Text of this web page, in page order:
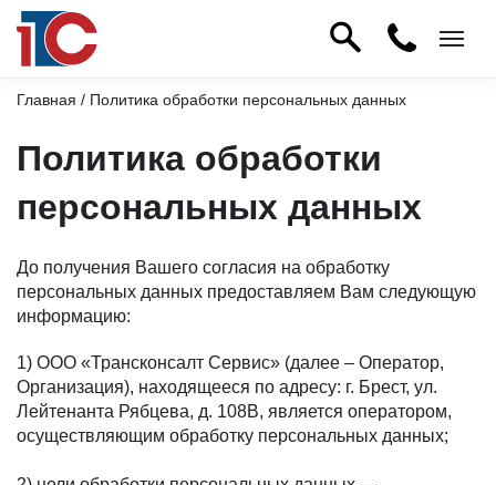
Главная / Политика обработки персональных данных
Политика обработки
персональных данных
До получения Вашего согласия на обработку
персональных данных предоставляем Вам следующую
информацию:
1) ООО «Трансконсалт Сервис» (далее – Оператор,
Организация), находящееся по адресу: г. Брест, ул.
Лейтенанта Рябцева, д. 108В, является оператором,
осуществляющим обработку персональных данных;